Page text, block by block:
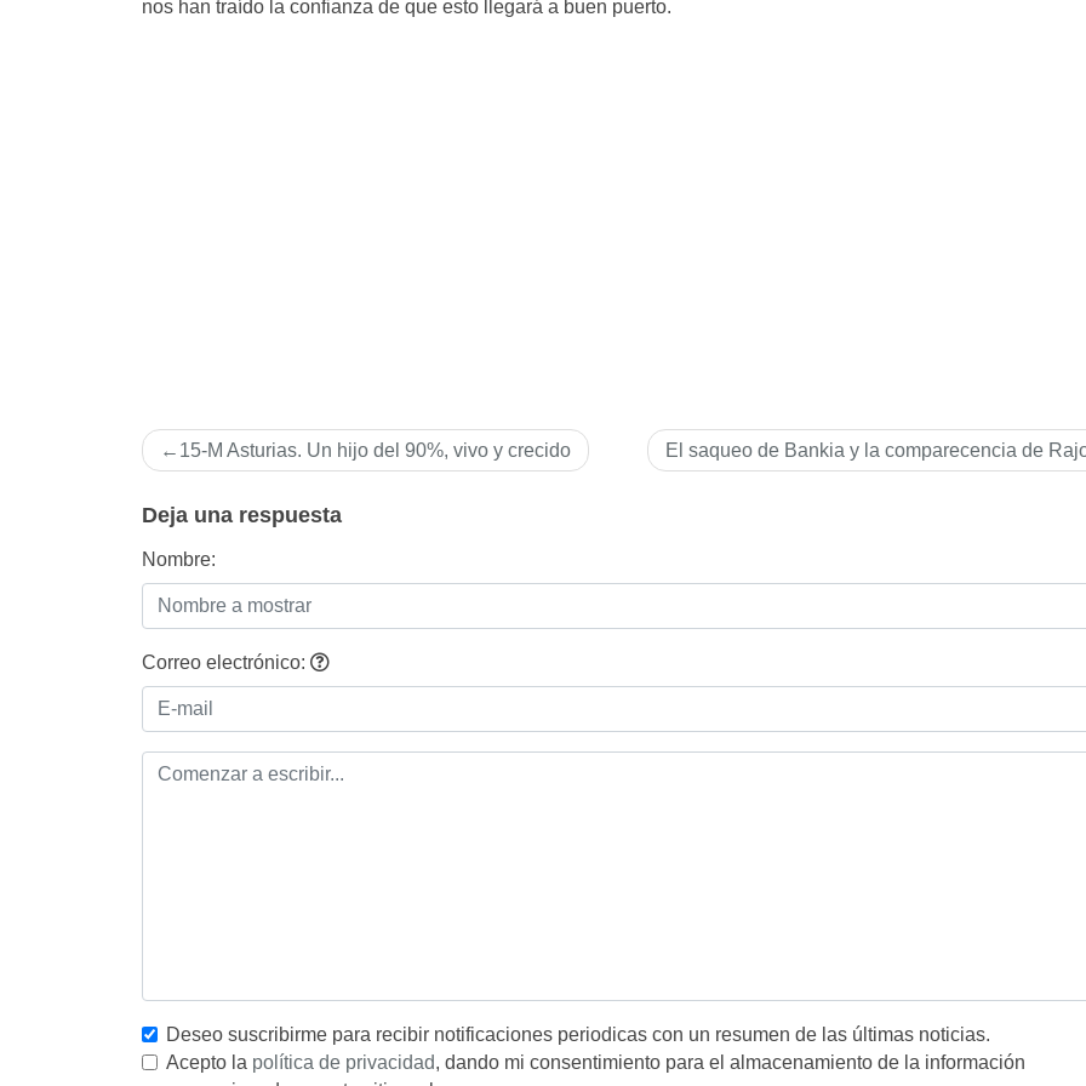
nos han traído la confianza de que esto llegará a buen puerto.
Navegación
de
entradas
15-M Asturias. Un hijo del 90%, vivo y crecido El saqueo de Bankia y la comparecencia de
Deja una respuesta
Nombre:
Correo electrónico:
Deseo suscribirme para recibir notificaciones periodicas con un resumen de las últimas noticias.
Acepto la política de privacidad, dando mi consentimiento para el almacenamiento de la información